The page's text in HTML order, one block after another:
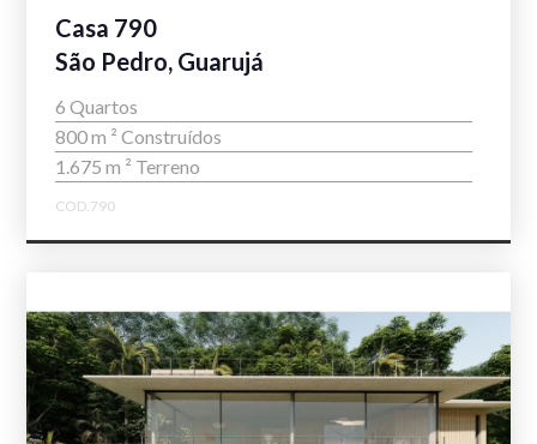
Casa 790
São Pedro, Guarujá
6 Quartos
800 m ² Construídos
1.675 m ² Terreno
COD.790